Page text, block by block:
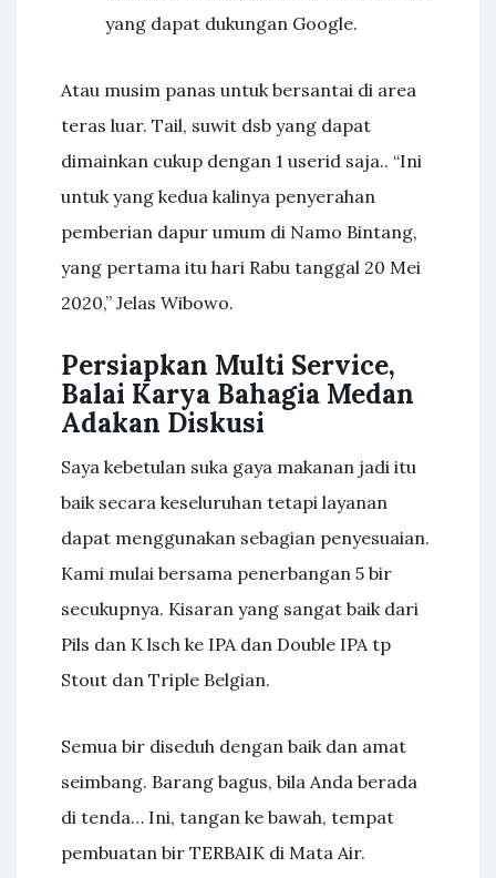
yang dapat dukungan Google.
Atau musim panas untuk bersantai di area
teras luar. Tail, suwit dsb yang dapat
dimainkan cukup dengan 1 userid saja.. “Ini
untuk yang kedua kalinya penyerahan
pemberian dapur umum di Namo Bintang,
yang pertama itu hari Rabu tanggal 20 Mei
2020,” Jelas Wibowo.
Persiapkan Multi Service,
Balai Karya Bahagia Medan
Adakan Diskusi
Saya kebetulan suka gaya makanan jadi itu
baik secara keseluruhan tetapi layanan
dapat menggunakan sebagian penyesuaian.
Kami mulai bersama penerbangan 5 bir
secukupnya. Kisaran yang sangat baik dari
Pils dan K lsch ke IPA dan Double IPA tp
Stout dan Triple Belgian.
Semua bir diseduh dengan baik dan amat
seimbang. Barang bagus, bila Anda berada
di tenda… Ini, tangan ke bawah, tempat
pembuatan bir TERBAIK di Mata Air.